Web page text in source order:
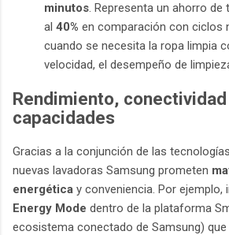
minutos. Representa un ahorro de
al 40% en comparación con ciclos
cuando se necesita la ropa limpia
velocidad, el desempeño de
Rendimiento,
capacidades
Gracias a la conjunción de las
nuevas lavadoras Samsung prometen
energética y conveniencia. Por ejemplo,
Energy Mode dentro de la plataforma
ecosistema conectado de Samsung)